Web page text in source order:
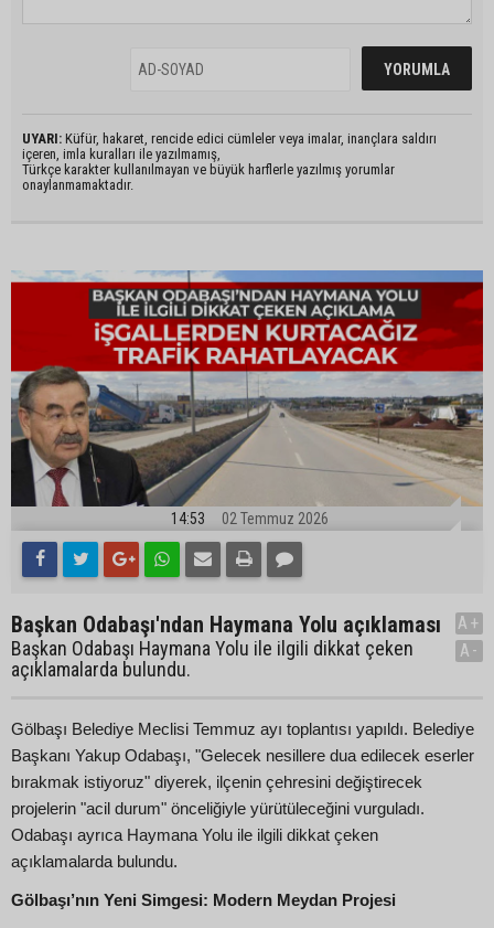
UYARI: Küfür, hakaret, rencide edici cümleler veya imalar, inançlara saldırı
içeren, imla kuralları ile yazılmamış,
Türkçe karakter kullanılmayan ve büyük harflerle yazılmış yorumlar
onaylanmamaktadır.
14:53 02 Temmuz 2026
Başkan Odabaşı'ndan Haymana Yolu açıklaması
Başkan Odabaşı Haymana Yolu ile ilgili dikkat çeken
açıklamalarda bulundu.
A+
A-
Gölbaşı Belediye Meclisi Temmuz ayı toplantısı yapıldı. Belediye
Başkanı Yakup Odabaşı, "Gelecek nesillere dua edilecek eserler
bırakmak istiyoruz" diyerek, ilçenin çehresini değiştirecek
projelerin "acil durum" önceliğiyle yürütüleceğini vurguladı.
Odabaşı ayrıca Haymana Yolu ile ilgili dikkat çeken
açıklamalarda bulundu.
Gölbaşı’nın Yeni Simgesi: Modern Meydan Projesi